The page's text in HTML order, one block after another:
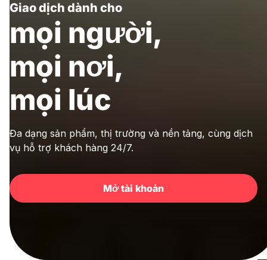
Giao dịch dành cho
mọi người,
mọi nơi,
mọi lúc
Đa dạng sản phẩm, thị trường và nền tảng, cùng dịch
vụ hỗ trợ khách hàng 24/7.
Mở tài khoản